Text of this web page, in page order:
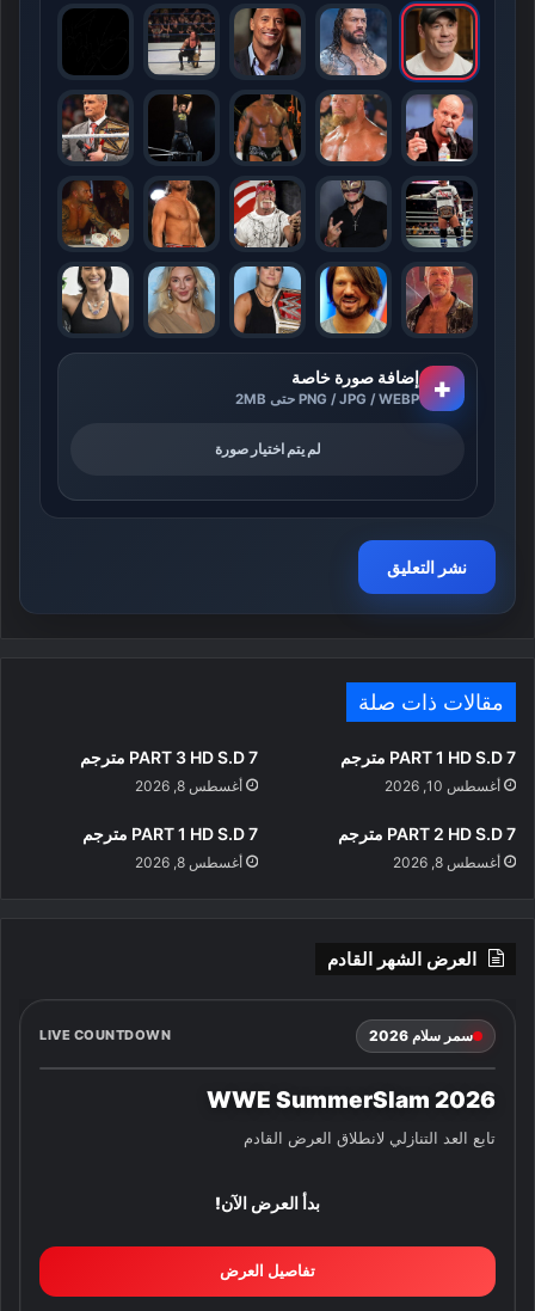
+ إضافة صورة خاصة
PNG / JPG / WEBP حتى 2MB
لم يتم اختيار صورة
مقالات ذات صلة
PART 1 HD S.D 7 مترجم
أغسطس 10, 2026
PART 3 HD S.D 7 مترجم
أغسطس 8, 2026
PART 2 HD S.D 7 مترجم
أغسطس 8, 2026
PART 1 HD S.D 7 مترجم
أغسطس 8, 2026
العرض الشهر القادم
سمر سلام 2026 LIVE COUNTDOWN
WWE SummerSlam 2026
تابع العد التنازلي لانطلاق العرض القادم
بدأ العرض الآن!
تفاصيل العرض